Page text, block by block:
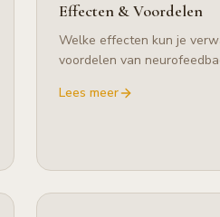
Effecten & Voordelen
Welke effecten kun je
voordelen van
Lees meer